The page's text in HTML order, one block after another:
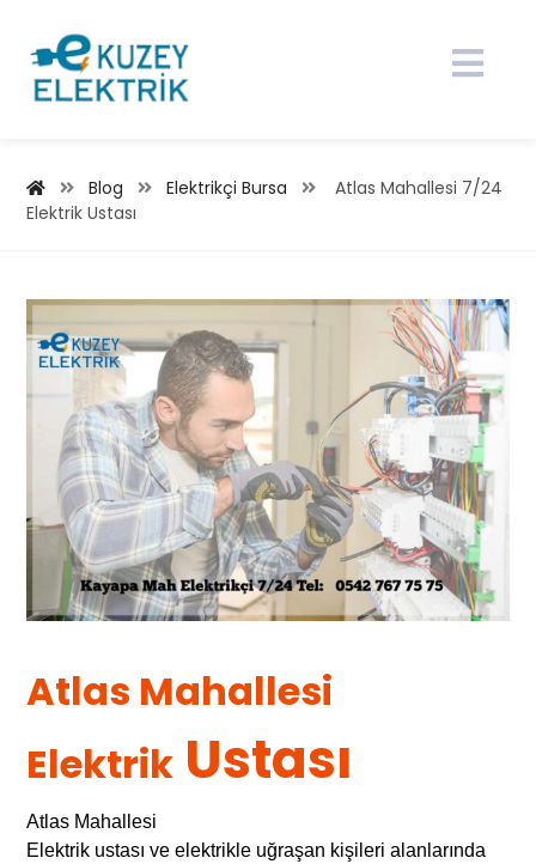
Blog Elektrikçi Bursa
Atlas Mahallesi 7/24
Elektrik Ustası
Atlas Mahallesi
Elektrik Ustası
Atlas Mahallesi
Elektrik ustası ve elektrikle uğraşan kişileri alanlarında